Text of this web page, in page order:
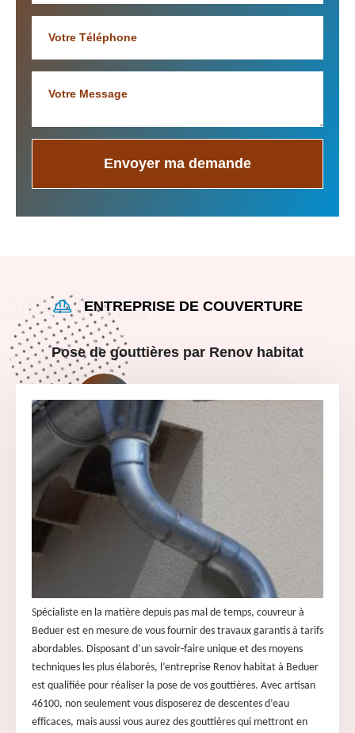
ENTREPRISE DE COUVERTURE
Pose de gouttières par Renov habitat
Spécialiste en la matière depuis pas mal de temps, couvreur à
Beduer est en mesure de vous fournir des travaux garantis à tarifs
abordables. Disposant d’un savoir-faire unique et des moyens
techniques les plus élaborés, l’entreprise Renov habitat à Beduer
est qualifiée pour réaliser la pose de vos gouttières. Avec artisan
46100, non seulement vous disposerez de descentes d’eau
efficaces, mais aussi vous aurez des gouttières qui mettront en